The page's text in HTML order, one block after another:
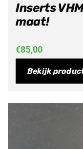
Inserts
maat!
€85,00
Bekijk